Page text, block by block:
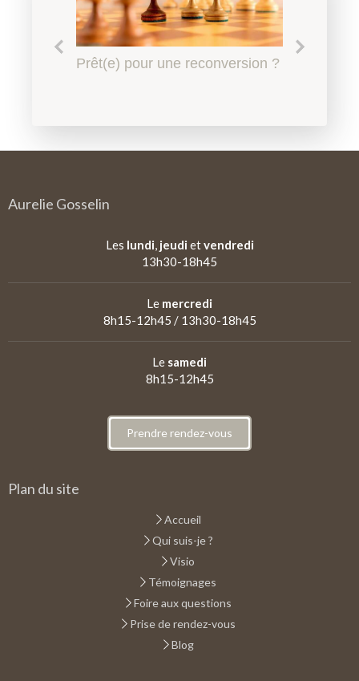
Le harcèlement scolaire à
Prêt(e) pour une reconversion ?
Quel accompagnement en
Qu'est-ce qu'un
Aurelie Gosselin
Les lundi jeudi etvendredi
13h30-18h45
Le mercredi
8h15-12h45 / 13h30-18h45
Le samedi
8h15-12h45
Prendre rendez-vous
Plan du site
Accueil
Qui suis-je ?
Visio
Témoignages
Foire aux questions
Prise de rendez-vous
Blog